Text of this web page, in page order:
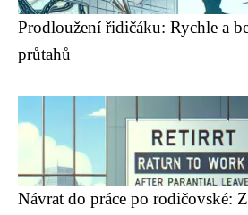
Prodloužení řidičáku: Rychle a
průtahů
Návrat do práce po rodičovské: